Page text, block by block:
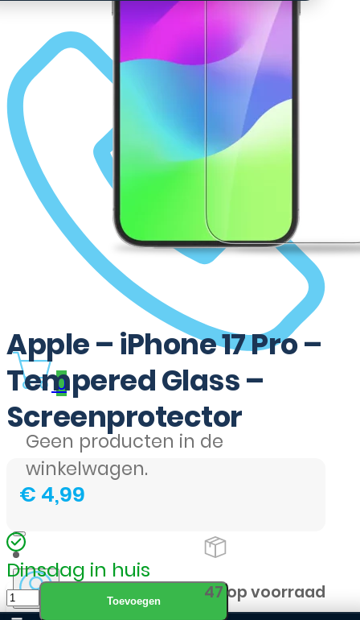
0
Geen producten in de
winkelwagen.
Apple – iPhone 17 Pro –
Tempered Glass –
Screenprotector
€ 4,99
Dinsdag in huis
Apple
Toevoegen 47 op voorraad